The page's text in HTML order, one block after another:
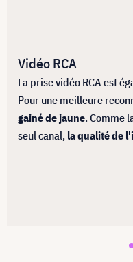
Vidéo RCA
La prise vidéo RCA est
Pour une meilleure
gainé de jaune. Comme
seul canal, la qualité de